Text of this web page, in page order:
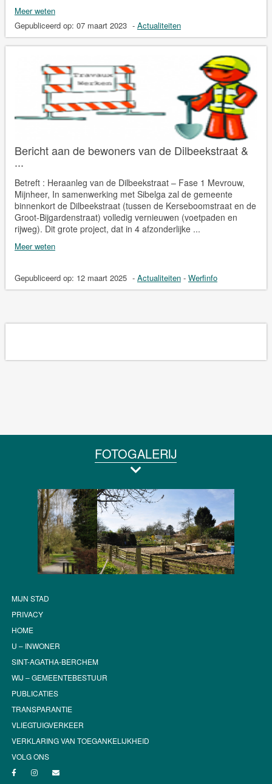
Meer weten
Gepubliceerd op: 07 maart 2023 - Actualiteiten
Bericht aan de bewoners van de Dilbeekstraat &
...
Betreft : Heraanleg van de Dilbeekstraat – Fase 1 Mevrouw,
Mijnheer, In samenwerking met Sibelga zal de gemeente
binnenkort de Dilbeekstraat (tussen de Kerseboomstraat en de
Groot-Bijgardenstraat) volledig vernieuwen (voetpaden en
rijweg). Dit grote project, dat in 4 afzonderlijke ...
Meer weten
Gepubliceerd op: 12 maart 2025 - Actualiteiten- Werfinfo
FOTOGALERIJ
MIJN STAD
PRIVACY
HOME
U – INWONER
SINT-AGATHA-BERCHEM
WIJ – GEMEENTEBESTUUR
PUBLICATIES
TRANSPARANTIE
VLIEGTUIGVERKEER
VERKLARING VAN TOEGANKELIJKHEID
VOLG ONS